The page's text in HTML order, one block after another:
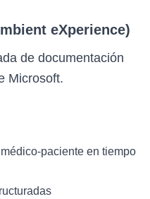
eXperience)
de documentación
Microsoft.
paciente en tiempo